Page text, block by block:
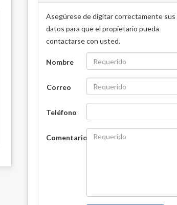
Asegúrese de digitar correctamente sus
datos para que el propietario pueda
contactarse con usted.
Nombre
Correo
Teléfono
Comentario